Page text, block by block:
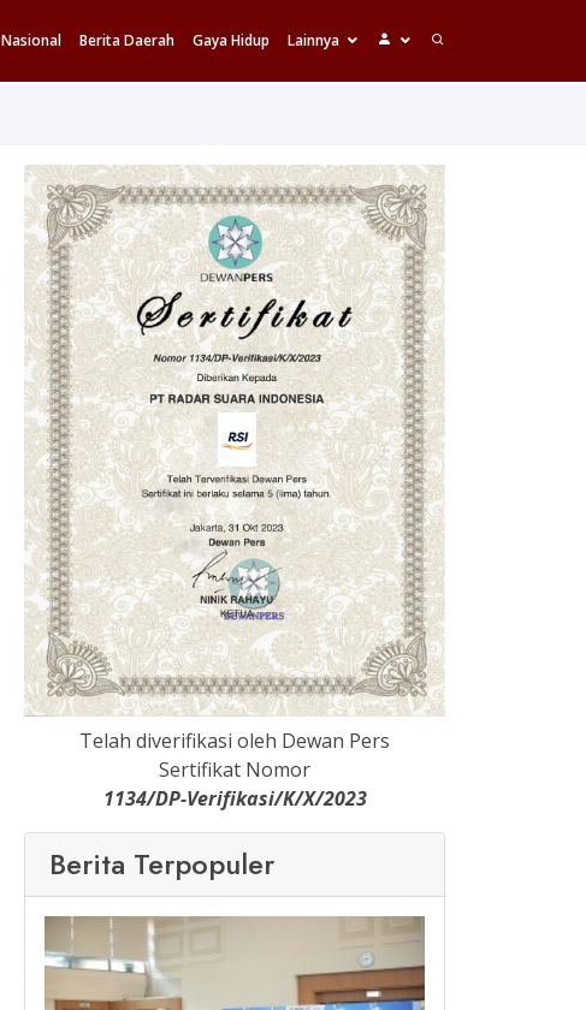
Nasional Berita Daerah Gaya Hidup Lainnya
Telah diverifikasi oleh Dewan Pers
Sertifikat Nomor
1134/DP-Verifikasi/K/X/2023
Berita Terpopuler